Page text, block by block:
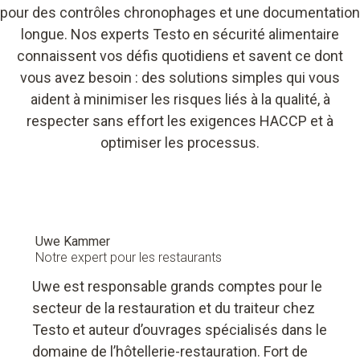
pour des contrôles chronophages et une documentation
longue. Nos experts Testo en sécurité alimentaire
connaissent vos défis quotidiens et savent ce dont
vous avez besoin : des solutions simples qui vous
aident à minimiser les risques liés à la qualité, à
respecter sans effort les exigences HACCP et à
optimiser les processus.
Uwe Kammer
Notre expert pour les restaurants
Uwe est responsable grands comptes pour le
secteur de la restauration et du traiteur chez
Testo et auteur d’ouvrages spécialisés dans le
domaine de l’hôtellerie-restauration. Fort de